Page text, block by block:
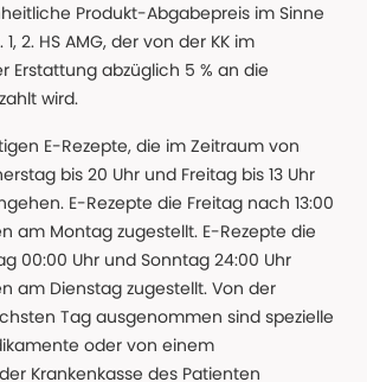
Produkt-Abgabepreis im Sinne
2. HS AMG, der von der KK im
Erstattung abzüglich 5 % an die
wird.
E-Rezepte, die im Zeitraum von
bis 20 Uhr und Freitag bis 13 Uhr
E-Rezepte die Freitag nach 13:00
am Montag zugestellt. E-Rezepte die
00:00 Uhr und Sonntag 24:00 Uhr
am Dienstag zugestellt. Von der
Tag ausgenommen sind spezielle
oder von einem
Krankenkasse des Patienten